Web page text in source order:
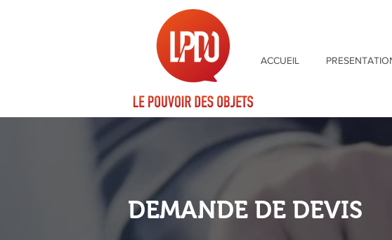
ACCUEIL
DEMANDE DE DEVIS